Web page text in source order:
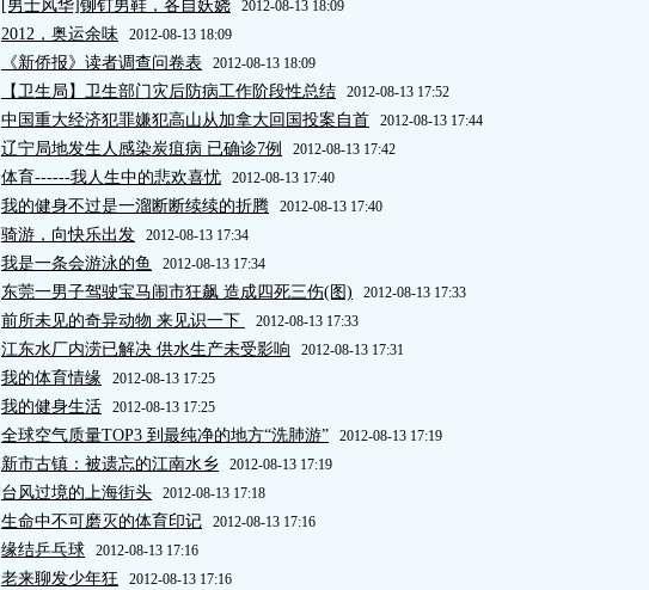
[男士风华]铆钉男鞋，各自妖娆 2012-08-13 18:09
2012，奥运余味 2012-08-13 18:09
《新侨报》读者调查问卷表 2012-08-13 18:09
【卫生局】卫生部门灾后防病工作阶段性总结 2012-08-13 17:52
中国重大经济犯罪嫌犯高山从加拿大回国投案自首 2012-08-13 17:44
辽宁局地发生人感染炭疽病 已确诊7例
2012-08-13 17:42
体育------我人生中的悲欢喜忧 2012-08-13 17:40
我的健身不过是一溜断断续续的折腾 2012-08-13 17:40
骑游，向快乐出发 2012-08-13 17:34
我是一条会游泳的鱼
2012-08-13 17:34
东莞一男子驾驶宝马闹市狂飙 造成四死三伤(图) 2012-08-13 17:33
前所未见的奇异动物 来见识一下
2012-08-13 17:33
江东水厂内涝已解决 供水生产未受影响 2012-08-13 17:31
我的体育情缘 2012-08-13 17:25
我的健身生活 2012-08-13 17:25
全球空气质量TOP3 到最纯净的地方“洗肺游” 2012-08-13 17:19
新市古镇：被遗忘的江南水乡 2012-08-13 17:19
台风过境的上海街头 2012-08-13 17:18
生命中不可磨灭的体育印记 2012-08-13 17:16
缘结乒乓球 2012-08-13 17:16
老来聊发少年狂 2012-08-13 17:16